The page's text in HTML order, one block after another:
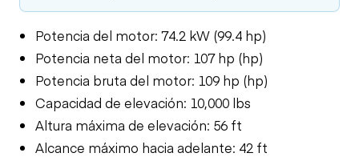
Potencia del motor: 74.2 kW (99.4 hp)
Potencia neta del motor: 107 hp (hp)
Potencia bruta del motor: 109 hp (hp)
Capacidad de elevación: 10,000 lbs
Altura máxima de elevación: 56 ft
Alcance máximo hacia adelante: 42 ft